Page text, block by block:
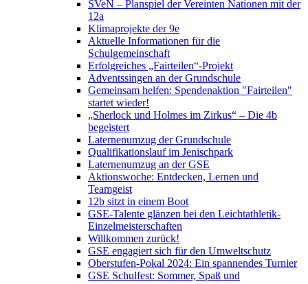
SVeN – Planspiel der Vereinten Nationen mit der
12a
Klimaprojekte der 9e
Aktuelle Informationen für die
Schulgemeinschaft
Erfolgreiches „Fairteilen“-Projekt
Adventssingen an der Grundschule
Gemeinsam helfen: Spendenaktion "Fairteilen"
startet wieder!
„Sherlock und Holmes im Zirkus“ – Die 4b
begeistert
Laternenumzug der Grundschule
Qualifikationslauf im Jenischpark
Laternenumzug an der GSE
Aktionswoche: Entdecken, Lernen und
Teamgeist
12b sitzt in einem Boot
GSE-Talente glänzen bei den Leichtathletik-
Einzelmeisterschaften
Willkommen zurück!
GSE engagiert sich für den Umweltschutz
Oberstufen-Pokal 2024: Ein spannendes Turnier
GSE Schulfest: Sommer, Spaß und